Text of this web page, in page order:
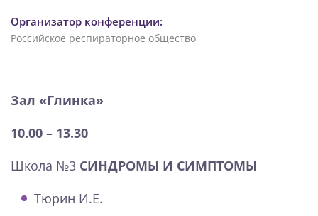
Организатор конференции:
Российское респираторное общество
Зал «Глинка»
10.00 – 13.30
Школа №3 CИНДРОМЫ И СИМПТОМЫ
Тюрин И.Е.